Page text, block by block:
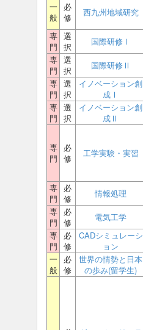
一
般
必
修
西九州地域研究
専
門
選
択
国際研修Ⅰ
専
門
選
択
国際研修Ⅱ
専
門
選
択
イノベーション創
成Ⅰ
専
門
選
択
イノベーション創
成Ⅱ
専
門
必
修
工学実験・実習
専
門
必
修
情報処理
専
門
必
修
電気工学
専
門
必
修
CADシミュレーシ
ョン
一
般
必
修
世界の情勢と日本
の歩み(留学生)